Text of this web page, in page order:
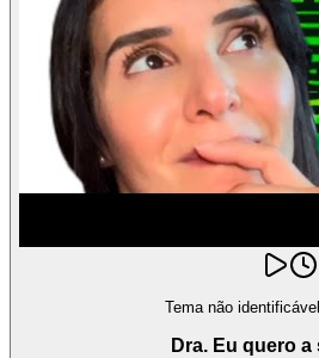
Tema não
Dra. Eu quero